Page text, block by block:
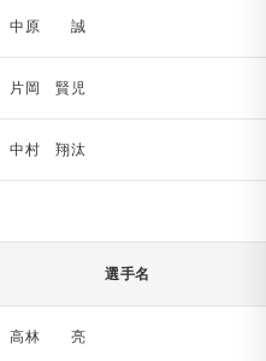
中原 誠
片岡 賢児
中村 翔汰
選手名
高林 亮